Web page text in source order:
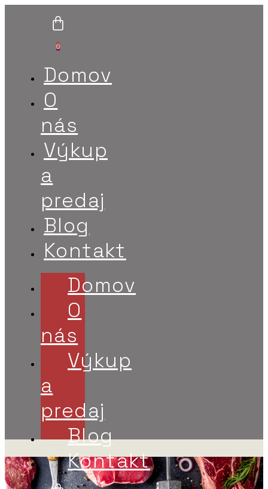
0
Domov
O
nás
Výkup
a
predaj
Blog
Kontakt
Domov
O
nás
Výkup
a
predaj
Blog
Kontakt